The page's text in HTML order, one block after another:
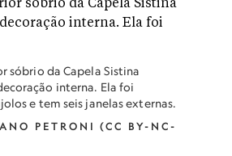
sóbrio da Capela Sistina
interna. Ela foi
e tem seis janelas externas.
PETRONI (CC BY-NC-